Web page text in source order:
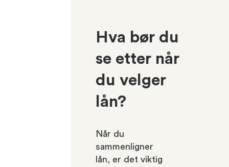
Hva bør du
se etter når
du velger
lån?
Når du
sammenligner
lån, er det viktig